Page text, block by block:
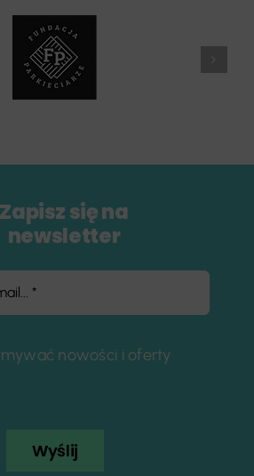
Zapisz się na
newsletter
nowości i oferty
Wyślij